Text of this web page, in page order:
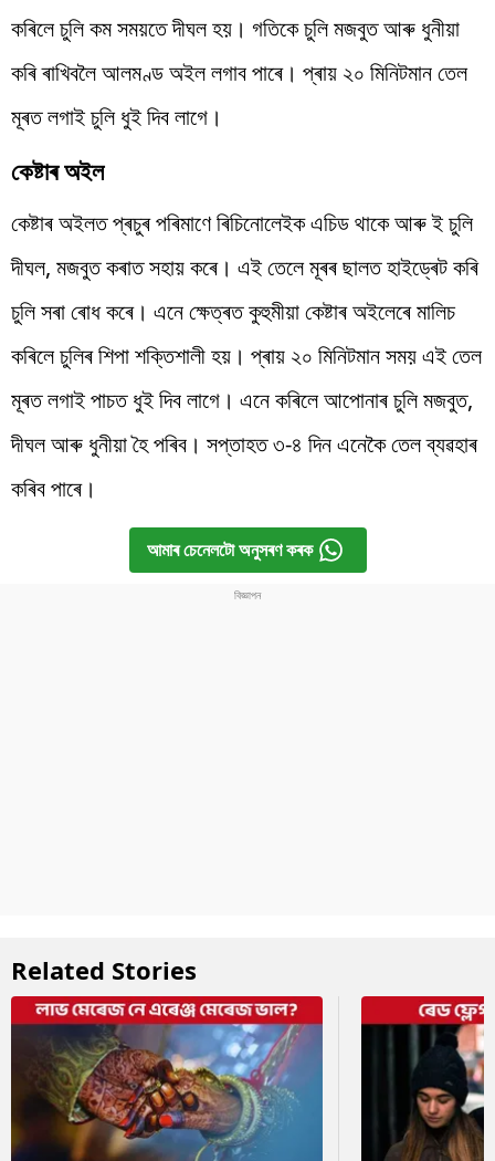
কৰিলে চুলি কম সময়তে দীঘল হয়। গতিকে চুলি মজবুত আৰু ধুনীয়া
কৰি ৰাখিবলৈ আলমণ্ড অইল লগাব পাৰে। প্ৰায় ২০ মিনিটমান তেল
মূৰত লগাই চুলি ধুই দিব লাগে।
কেষ্টাৰ অইল
কেষ্টাৰ অইলত প্ৰচুৰ পৰিমাণে ৰিচিনোলেইক এচিড থাকে আৰু ই চুলি
দীঘল, মজবুত কৰাত সহায় কৰে। এই তেলে মূৰৰ ছালত হাইড্ৰেট কৰি
চুলি সৰা ৰোধ কৰে। এনে ক্ষেত্ৰত কুহুমীয়া কেষ্টাৰ অইলেৰে মালিচ
কৰিলে চুলিৰ শিপা শক্তিশালী হয়। প্ৰায় ২০ মিনিটমান সময় এই তেল
মূৰত লগাই পাচত ধুই দিব লাগে। এনে কৰিলে আপোনাৰ চুলি মজবুত,
দীঘল আৰু ধুনীয়া হৈ পৰিব। সপ্তাহত ৩-৪ দিন এনেকৈ তেল ব্যৱহাৰ
কৰিব পাৰে।
আমাৰ চেনেলটো অনুসৰণ কৰক
Related Stories